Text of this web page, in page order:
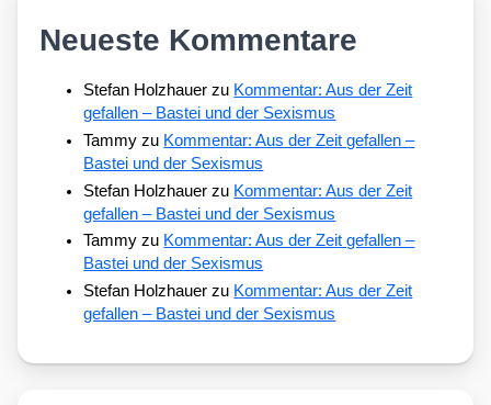
Neueste Kommentare
Stefan Holzhauer zu Kommentar: Aus der Zeit
gefallen – Bastei und der Sexismus
Tammy zu Kommentar: Aus der Zeit gefallen –
Bastei und der Sexismus
Stefan Holzhauer zu Kommentar: Aus der Zeit
gefallen – Bastei und der Sexismus
Tammy zu Kommentar: Aus der Zeit gefallen –
Bastei und der Sexismus
Stefan Holzhauer zu Kommentar: Aus der Zeit
gefallen – Bastei und der Sexismus